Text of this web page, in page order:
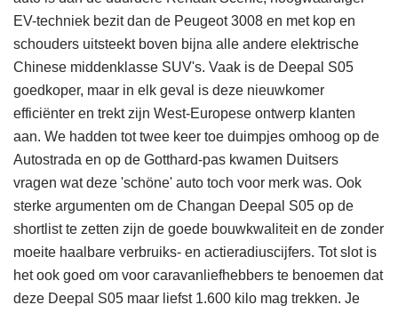
EV-techniek bezit dan de Peugeot 3008 en met kop en
schouders uitsteekt boven bijna alle andere elektrische
Chinese middenklasse SUV's. Vaak is de Deepal S05
goedkoper, maar in elk geval is deze nieuwkomer
efficiënter en trekt zijn West-Europese ontwerp klanten
aan. We hadden tot twee keer toe duimpjes omhoog op de
Autostrada en op de Gotthard-pas kwamen Duitsers
vragen wat deze 'schöne' auto toch voor merk was. Ook
sterke argumenten om de Changan Deepal S05 op de
shortlist te zetten zijn de goede bouwkwaliteit en de zonder
moeite haalbare verbruiks- en actieradiuscijfers. Tot slot is
het ook goed om voor caravanliefhebbers te benoemen dat
deze Deepal S05 maar liefst 1.600 kilo mag trekken. Je